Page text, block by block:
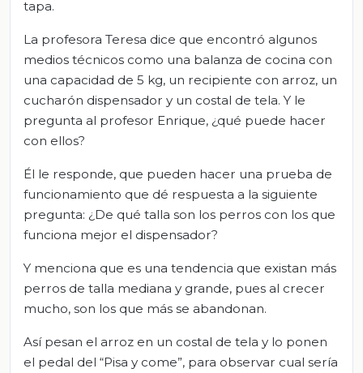
tapa.
La profesora Teresa dice que encontró algunos
medios técnicos como una balanza de cocina con
una capacidad de 5 kg, un recipiente con arroz, un
cucharón dispensador y un costal de tela. Y le
pregunta al profesor Enrique, ¿qué puede hacer
con ellos?
Él le responde, que pueden hacer una prueba de
funcionamiento que dé respuesta a la siguiente
pregunta: ¿De qué talla son los perros con los que
funciona mejor el dispensador?
Y menciona que es una tendencia que existan más
perros de talla mediana y grande, pues al crecer
mucho, son los que más se abandonan.
Así pesan el arroz en un costal de tela y lo ponen
el pedal del “Pisa y come”, para observar cual sería